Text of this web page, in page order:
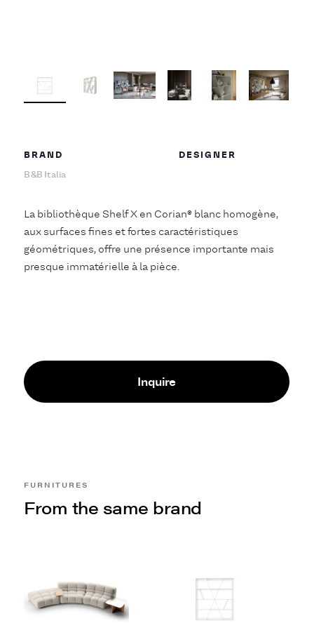
BRAND
B&B Italia
DESIGNER
La bibliothèque Shelf X en Corian® blanc homogène,
aux surfaces fines et fortes caractéristiques
géométriques, offre une présence importante mais
presque immatérielle à la pièce.
Inquire
From the same brand
FURNITURES